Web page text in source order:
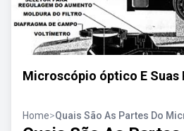
Microscópio óptico E Suas
Home>Quais São As Partes Do